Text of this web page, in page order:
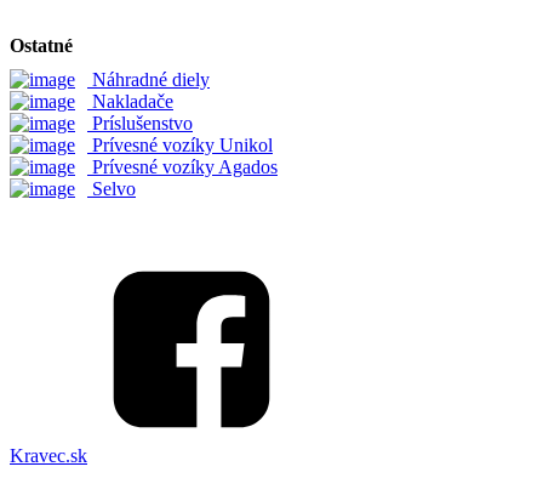
Ostatné
Náhradné diely
Nakladače
Príslušenstvo
Prívesné vozíky Unikol
Prívesné vozíky Agados
Selvo
Kravec.sk